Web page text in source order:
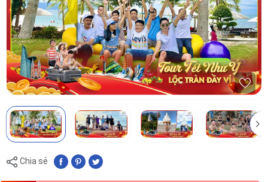
Chia sẻ